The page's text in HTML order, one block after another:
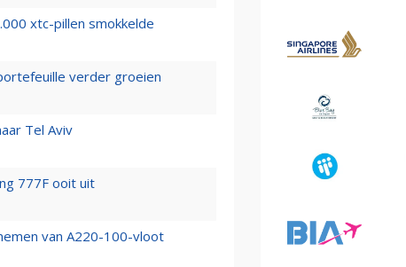
xtc-pillen smokkelde
verder groeien
Tel Aviv
777F ooit uit
van A220-100-vloot